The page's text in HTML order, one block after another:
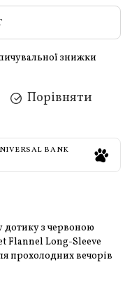
знижки
Порівняти
BANK
дотику з червоною
Flannel Long-Sleeve
прохолодних вечорів